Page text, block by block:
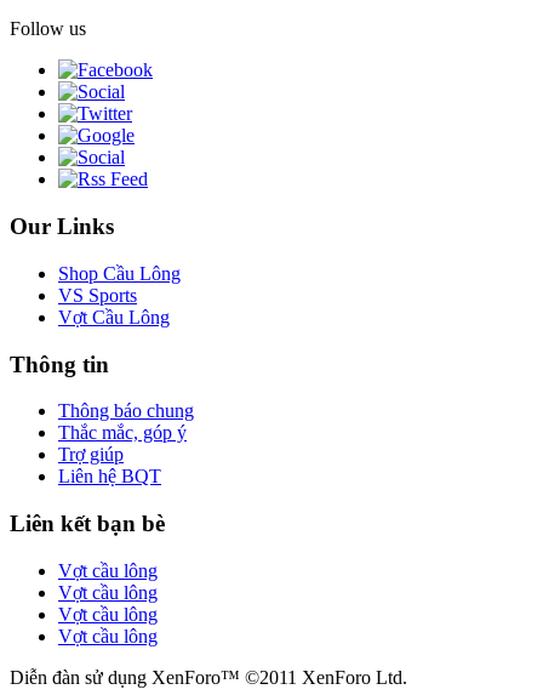
Follow us
Our Links
Shop Cầu Lông
VS Sports
Vợt Cầu Lông
Thông tin
Thông báo chung
Thắc mắc, góp ý
Trợ giúp
Liên hệ BQT
Liên kết bạn bè
Vợt cầu lông
Vợt cầu lông
Vợt cầu lông
Vợt cầu lông
Diễn đàn sử dụng XenForo™ ©2011 XenForo Ltd.